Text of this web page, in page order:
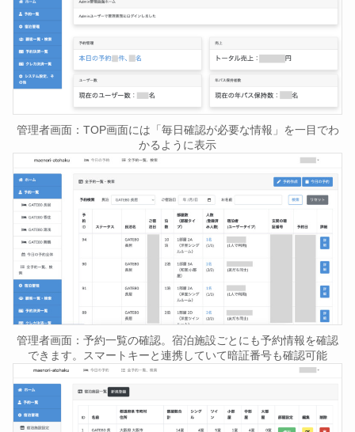
管理者画面：TOP画面には「毎日確認が必要な情報」を一目でわ
かるように表示
管理者画面：予約一覧の確認。宿泊施設ごとにも予約情報を確認
できます。スマートキーと連携していて暗証番号も確認可能